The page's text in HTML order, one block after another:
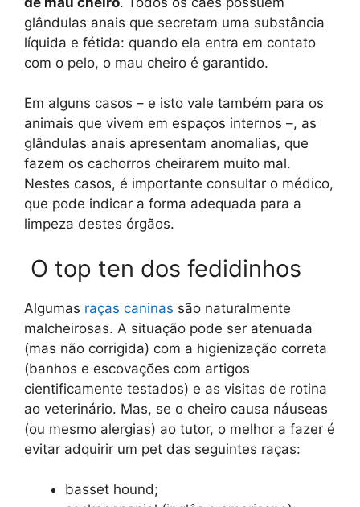
glândulas anais que secretam uma substância
líquida e fétida: quando ela entra em contato
com o pelo, o mau cheiro é garantido.
Em alguns casos – e isto vale também para os
animais que vivem em espaços internos –, as
glândulas anais apresentam anomalias, que
fazem os cachorros cheirarem muito mal.
Nestes casos, é importante consultar o médico,
que pode indicar a forma adequada para a
limpeza destes órgãos.
O top ten dos fedidinhos
Algumas raças caninas são naturalmente
malcheirosas. A situação pode ser atenuada
(mas não corrigida) com a higienização correta
(banhos e escovações com artigos
cientificamente testados) e as visitas de rotina
ao veterinário. Mas, se o cheiro causa náuseas
(ou mesmo alergias) ao tutor, o melhor a fazer é
evitar adquirir um pet das seguintes raças:
basset hound;